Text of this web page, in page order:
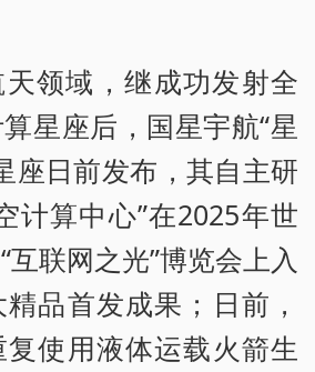
领域，继成功发射全
星座后，国星宇航“星
座日前发布，其自主研
计算中心”在2025年世
互联网之光”博览会上入
品首发成果；日前，
使用液体运载火箭生